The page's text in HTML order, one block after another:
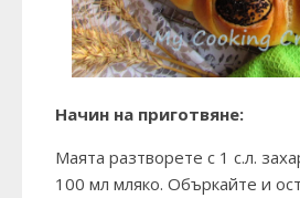
Начин на приготвяне:
Маята разтворете с 1 с.л.
100 мл мляко. Объркайте и